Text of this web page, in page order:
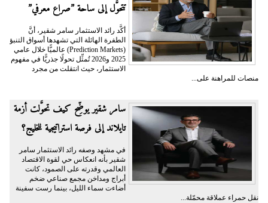
تتحوَّل إلى ساحة ”صراع معرفي”
أكَّد رائد الاستثمار سامر شقير، أنَّ
الطفرة الهائلة التي تشهدها أسواق التنبؤ
(Prediction Markets) عالميًّا خلال عامي
2025 و2026 تُمثِّل تحولًا جذريًّا في مفهوم
الاستثمار، حيث انتقلت من مجرد
منصات للمراهنة على...
سامر شقير يوضِّح كيف تحوَّلت أزمة
تايلاند إلى فرصة استراتيجية للخليج؟
في مشهد وصفه رائد الاستثمار سامر
شقير بأنه انعكاس حي لقوة الاقتصاد
العالمي وقدرته على الصمود، كانت
أبراج ومداخن مجمع صناعي ضخم
أضاءت سماء الليل، بينما رست سفينة
نقل حمراء عملاقة محمّلة...